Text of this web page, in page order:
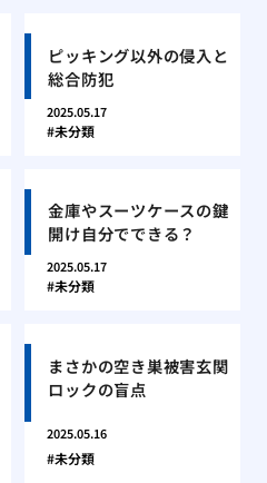
ピッキング以外の侵入と
総合防犯
2025.05.17
未分類
金庫やスーツケースの鍵
開け自分でできる？
2025.05.17
未分類
まさかの空き巣被害玄関
ロックの盲点
2025.05.16
未分類